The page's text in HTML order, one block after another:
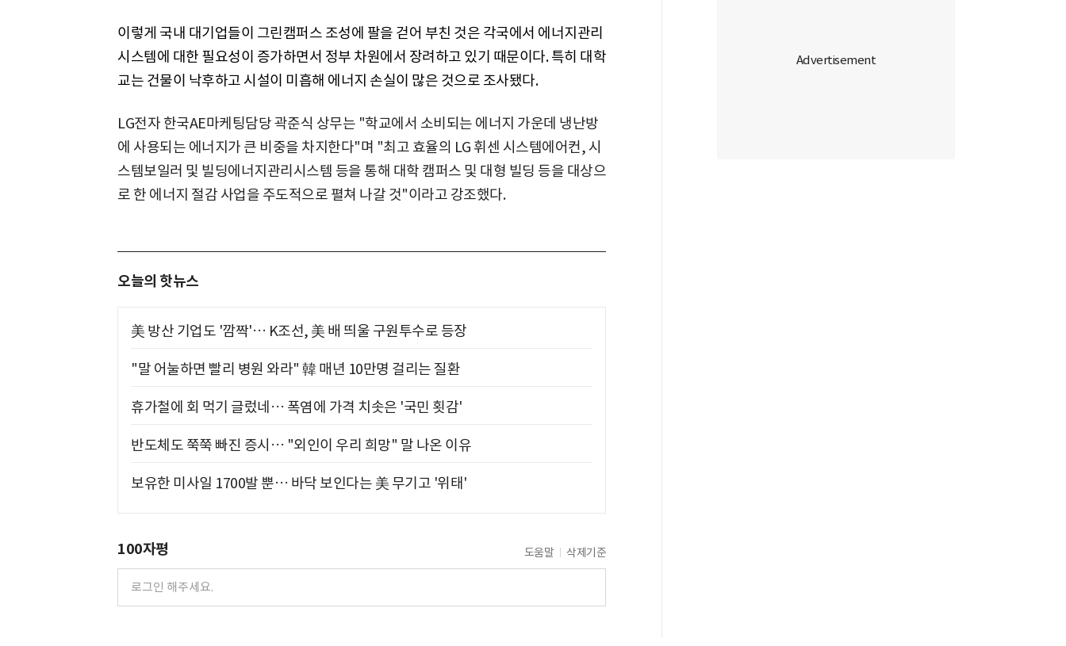
이렇게 국내 대기업들이 그린캠퍼스 조성에 팔을 걷어 부친 것은 각국에서 에너지관리
시스템에 대한 필요성이 증가하면서 정부 차원에서 장려하고 있기 때문이다. 특히 대학
교는 건물이 낙후하고 시설이 미흡해 에너지 손실이 많은 것으로 조사됐다.
LG전자 한국AE마케팅담당 곽준식 상무는 "학교에서 소비되는 에너지 가운데 냉난방
에 사용되는 에너지가 큰 비중을 차지한다"며 "최고 효율의 LG 휘센 시스템에어컨, 시
스템보일러 및 빌딩에너지관리시스템 등을 통해 대학 캠퍼스 및 대형 빌딩 등을 대상으
로 한 에너지 절감 사업을 주도적으로 펼쳐 나갈 것"이라고 강조했다.
오늘의 핫뉴스
美 방산 기업도 '깜짝'… K조선, 美 배 띄울 구원투수로 등장
"말 어눌하면 빨리 병원 와라" 韓 매년 10만명 걸리는 질환
휴가철에 회 먹기 글렀네… 폭염에 가격 치솟은 '국민 횟감'
반도체도 쭉쭉 빠진 증시… "외인이 우리 희망" 말 나온 이유
보유한 미사일 1700발 뿐… 바닥 보인다는 美 무기고 '위태'
100자평 도움말 삭제기준